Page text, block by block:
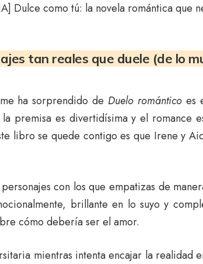
Dulce como tú: la novela romántica que
tan reales que duele (de lo
ha sorprendido de Duelo romántico es
premisa es divertidísima y el romance
libro se quede contigo es que Irene y
con los que empatizas de
brillante en lo suyo y
cómo debería ser el amor.
mientras intenta encajar la realidad